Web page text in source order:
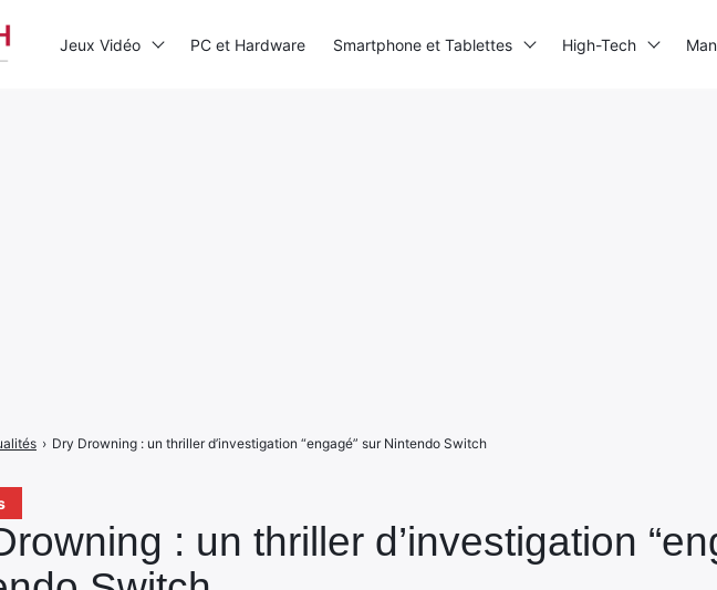
: un thriller d’investigation
› Dry Drowning : un thriller d’investigation “engagé” sur Nintendo Switch
Jeux Vidéo PC et Hardware Smartphone et Tablettes High-Tech